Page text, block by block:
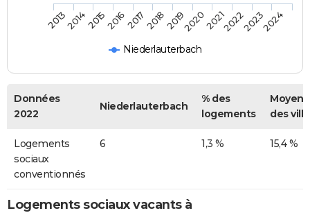
Niederlauterbach
201320142015201620172018201920202021202220232024
Données
2022
Niederlauterbach
% des
logements
des
Logements
sociaux
conventionnés
6 1,3 % 15,4 %
Logements sociaux vacants à